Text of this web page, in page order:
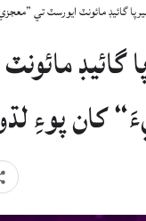
گائيڊ مائونٽ ايورسٽ تي
گائيڊ
کان پوءِ